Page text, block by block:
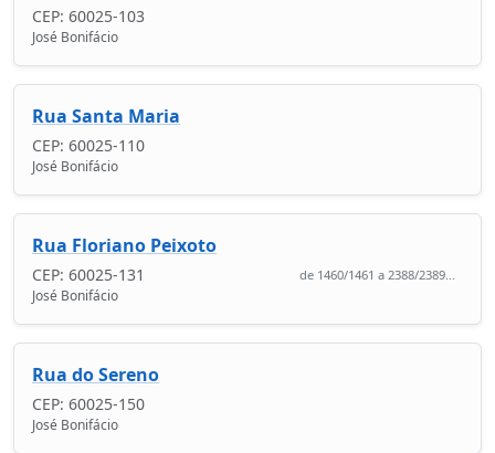
CEP: 60025-103
José Bonifácio
Rua Santa Maria
CEP: 60025-110
José Bonifácio
Rua Floriano Peixoto
CEP: 60025-131 de 1460/1461 a 2388/2389...
José Bonifácio
Rua do Sereno
CEP: 60025-150
José Bonifácio